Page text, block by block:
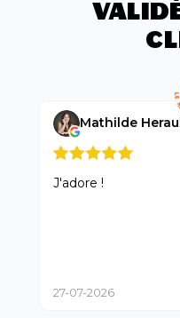
Mathilde
J'adore !
27-07-2026